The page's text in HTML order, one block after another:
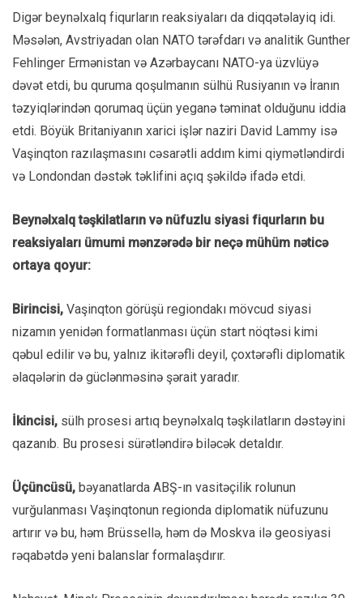
Digər beynəlxalq fiqurların reaksiyaları da diqqətəlayiq idi.
Məsələn, Avstriyadan olan NATO tərəfdarı və analitik Gunther
Fehlinger Ermənistan və Azərbaycanı NATO-ya üzvlüyə
dəvət etdi, bu quruma qoşulmanın sülhü Rusiyanın və İranın
təzyiqlərindən qorumaq üçün yeganə təminat olduğunu iddia
etdi. Böyük Britaniyanın xarici işlər naziri David Lammy isə
Vaşinqton razılaşmasını cəsarətli addım kimi qiymətləndirdi
və Londondan dəstək təklifini açıq şəkildə ifadə etdi.
Beynəlxalq təşkilatların və nüfuzlu siyasi fiqurların bu
reaksiyaları ümumi mənzərədə bir neçə mühüm nəticə
ortaya qoyur:
Birincisi, Vaşinqton görüşü regiondakı mövcud siyasi
nizamın yenidən formatlanması üçün start nöqtəsi kimi
qəbul edilir və bu, yalnız ikitərəfli deyil, çoxtərəfli diplomatik
əlaqələrin də güclənməsinə şərait yaradır.
İkincisi, sülh prosesi artıq beynəlxalq təşkilatların dəstəyini
qazanıb. Bu prosesi sürətləndirə biləcək detaldır.
Üçüncüsü, bəyanatlarda ABŞ-ın vasitəçilik rolunun
vurğulanması Vaşinqtonun regionda diplomatik nüfuzunu
artırır və bu, həm Brüssellə, həm də Moskva ilə geosiyasi
rəqabətdə yeni balanslar formalaşdırır.